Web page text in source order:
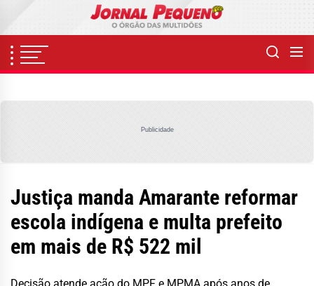
content
Publicidade
Justiça manda Amarante reformar
escola indígena e multa prefeito
em mais de R$ 522 mil
Decisão atende ação do MPF e MPMA após anos de